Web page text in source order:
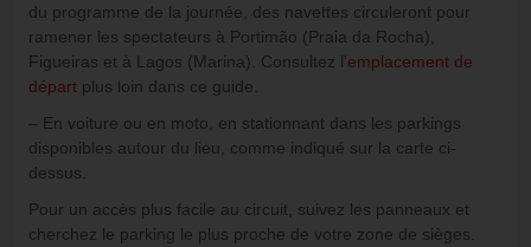
du programme de la journée, des navettes circuleront pour
ramener les spectateurs à Portimão (Praia da Rocha),
Figueiras et à Lagos (Marina). Consultez l'emplacement de
départplus loin dans ce guide.
– En voiture ou en moto, en stationnant dans les parkings
disponibles autour du lieu, comme indiqué sur la carte ci-
dessus.
Pour un accès plus facile au circuit, suivez les panneaux et
cherchez le parking le plus proche de votre zone de sièges.